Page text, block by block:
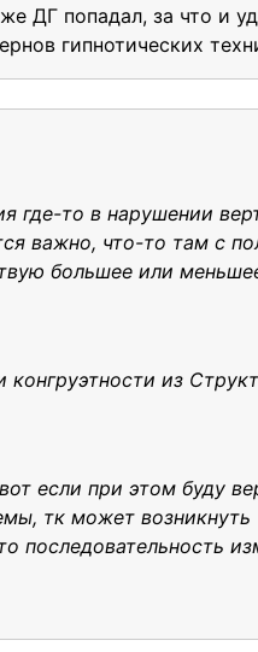
ДГ попадал, за что и
гипнотических
где-то в нарушении
важно, что-то там с
большее или
конгруэтности из
если при этом буду
тк может возникнуть
последовательность